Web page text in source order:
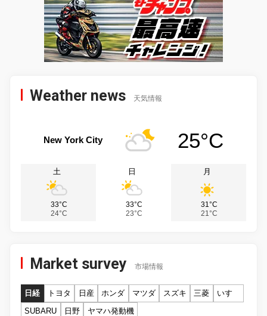
Weather news 天気情報
New York City 25°C
土
33°C
24°C
日
33°C
23°C
月
31°C
21°C
Market survey 市場情報
日経 トヨタ 日産 ホンダ マツダ スズキ 三菱
いすゞ
SUBARU
日野 ヤマハ発動機